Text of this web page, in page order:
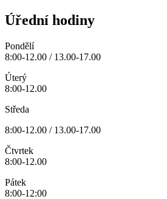
Úřední hodiny
Pondělí
8:00-12.00 / 13.00-17.00
Úterý
8:00-12.00
Středa
8:00-12.00 / 13.00-17.00
Čtvrtek
8:00-12.00
Pátek
8:00-12:00